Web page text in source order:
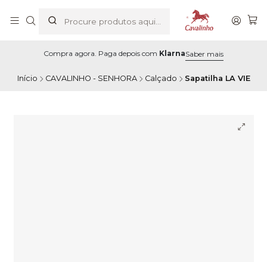
Compra agora. Paga depois com KlarnaSaber mais
Início CAVALINHO - SENHORA Calçado Sapatilha LA VIE